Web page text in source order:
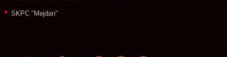
SKPC "Mejdan"